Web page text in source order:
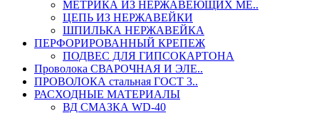
МЕТРИКА ИЗ НЕРЖАВЕЮЩИХ МЕ..
ЦЕПЬ ИЗ НЕРЖАВЕЙКИ
ШПИЛЬКА НЕРЖАВЕЙКА
ПЕРФОРИРОВАННЫЙ КРЕПЕЖ
ПОДВЕС ДЛЯ ГИПСОКАРТОНА
Проволока СВАРОЧНАЯ И ЭЛЕ..
ПРОВОЛОКА стальная ГОСТ 3..
РАСХОДНЫЕ МАТЕРИАЛЫ
ВД СМАЗКА WD-40